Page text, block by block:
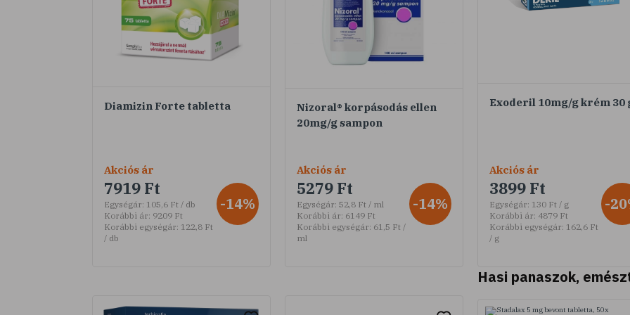
Diamizin Forte tabletta
Akciós ár
7919 Ft
Egységár: 105,6 Ft / db
Korábbi ár: 9209 Ft
Korábbi egységár: 122,8 Ft
/ db
-14%
Nizoral® korpásodás ellen
20mg/g sampon
Akciós ár
5279 Ft
Egységár: 52,8 Ft / ml
Korábbi ár: 6149 Ft
Korábbi egységár: 61,5 Ft /
ml
-14%
Exoderil 10mg/g krém 30
Akciós ár
3899 Ft
Egységár: 130 Ft / g
Korábbi ár: 4879 Ft
Korábbi egységár: 162,6 Ft
/ g
-
Hasi panaszok,